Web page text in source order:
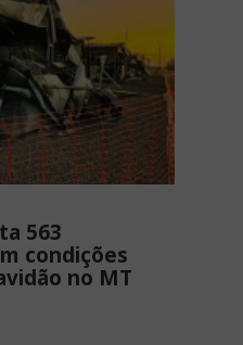
563
condições
no MT